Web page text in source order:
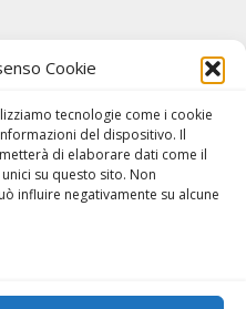
Cookie
tecnologie come i cookie
del dispositivo. Il
di elaborare dati come il
su questo sito. Non
influire negativamente su alcune